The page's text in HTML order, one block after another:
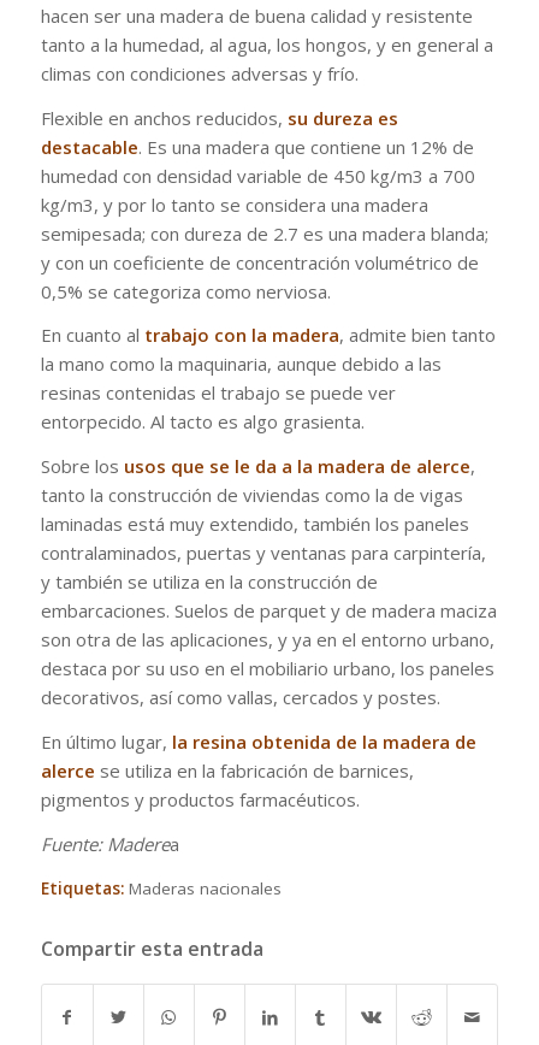
hacen ser una madera de buena calidad y resistente
tanto a la humedad, al agua, los hongos, y en general a
climas con condiciones adversas y frío.
Flexible en anchos reducidos, su dureza es
destacable. Es una madera que contiene un 12% de
humedad con densidad variable de 450 kg/m3 a 700
kg/m3, y por lo tanto se considera una madera
semipesada; con dureza de 2.7 es una madera blanda;
y con un coeficiente de concentración volumétrico de
0,5% se categoriza como nerviosa.
En cuanto al trabajo con la madera, admite bien tanto
la mano como la maquinaria, aunque debido a las
resinas contenidas el trabajo se puede ver
entorpecido. Al tacto es algo grasienta.
Sobre los usos que se le da a la madera de alerce,
tanto la construcción de viviendas como la de vigas
laminadas está muy extendido, también los paneles
contralaminados, puertas y ventanas para carpintería,
y también se utiliza en la construcción de
embarcaciones. Suelos de parquet y de madera maciza
son otra de las aplicaciones, y ya en el entorno urbano,
destaca por su uso en el mobiliario urbano, los paneles
decorativos, así como vallas, cercados y postes.
En último lugar, la resina obtenida de la madera de
alerce se utiliza en la fabricación de barnices,
pigmentos y productos farmacéuticos.
Fuente: Maderea
Etiquetas: Maderas nacionales
Compartir esta entrada